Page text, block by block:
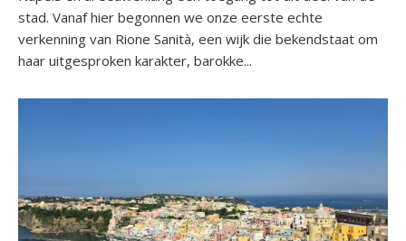
stad. Vanaf hier begonnen we onze eerste echte
verkenning van Rione Sanità, een wijk die bekendstaat om
haar uitgesproken karakter, barokke...